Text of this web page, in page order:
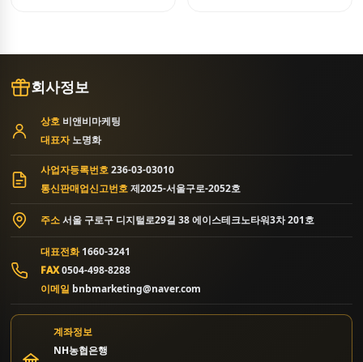
회사정보
상호 비앤비마케팅
대표자노명화
사업자등록번호236-03-03010
통신판매업신고번호제2025-서울구로-2052호
주소서울 구로구 디지털로29길 38 에이스테크노타워3차 201호
대표전화1660-3241
FAX0504-498-8288
이메일 bnbmarketing@naver.com
계좌정보
NH농협은행